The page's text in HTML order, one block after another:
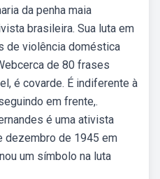
da penha maia
brasileira. Sua luta em
de violência doméstica
de 80 frases
é covarde. É indiferente à
em frente,.
é uma ativista
dezembro de 1945 em
um símbolo na luta